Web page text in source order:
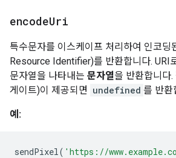
encodeUri
특수문자를 이스케이프 처리하여 인코딩
Resource Identifier)를 반환합니다. URI
문자열을 나타내는 문자열을 반환합니다
게이트)이 제공되면 undefined 를 반환
예:
sendPixel( 'https://